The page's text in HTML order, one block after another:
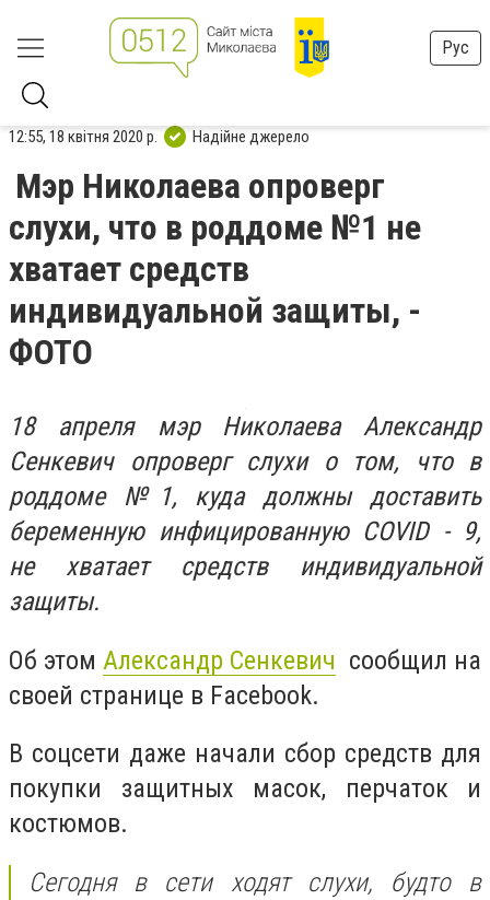
Рус
12:55, 18 квітня 2020 р. Надійне джерело
Мэр Николаева опроверг
слухи, что в роддоме №1 не
хватает средств
индивидуальной защиты, -
ФОТО
18 апреля мэр Николаева Александр
Сенкевич опроверг слухи о том, что в
роддоме №1, куда должны доставить
беременную инфицированную COVID - 9,
не хватает средств индивидуальной
защиты.
Об этом Александр Сенкевич сообщил на
своей странице в Facebook.
В соцсети даже начали сбор средств для
покупки защитных масок, перчаток и
костюмов.
Сегодня в сети ходят слухи, будто в